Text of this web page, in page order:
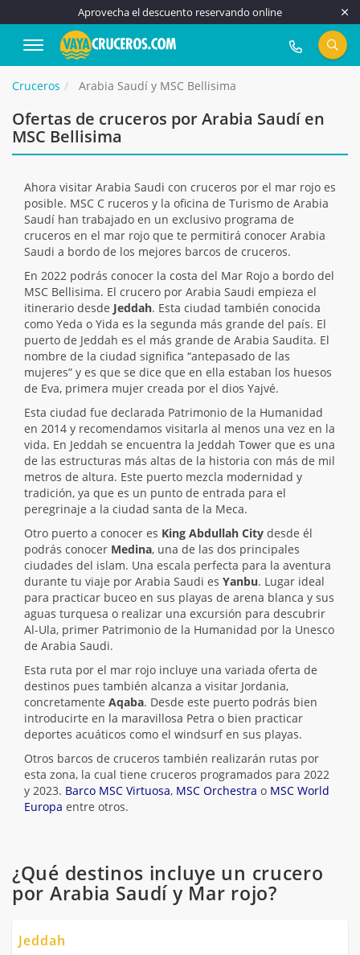
Aprovecha el descuento reservando online
917 815 555
Cruceros Arabia Saudí y MSC Bellisima
Ofertas de cruceros por Arabia Saudí en
MSC Bellisima
Ahora visitar Arabia Saudi con cruceros por el mar rojo es
posible. MSC C ruceros y la oficina de Turismo de Arabia
Saudí han trabajado en un exclusivo programa de
cruceros en el mar rojo que te permitirá conocer Arabia
Saudi a bordo de los mejores barcos de cruceros.
En 2022 podrás conocer la costa del Mar Rojo a bordo del
MSC Bellisima. El crucero por Arabia Saudi empieza el
itinerario desde Jeddah. Esta ciudad también conocida
como Yeda o Yida es la segunda más grande del país. El
puerto de Jeddah es el más grande de Arabia Saudita. El
nombre de la ciudad significa “antepasado de las
mujeres” y es que se dice que en ella estaban los huesos
de Eva, primera mujer creada por el dios Yajvé.
Esta ciudad fue declarada Patrimonio de la Humanidad
en 2014 y recomendamos visitarla al menos una vez en la
vida. En Jeddah se encuentra la Jeddah Tower que es una
de las estructuras más altas de la historia con más de mil
metros de altura. Este puerto mezcla modernidad y
tradición, ya que es un punto de entrada para el
peregrinaje a la ciudad santa de la Meca.
Otro puerto a conocer es King Abdullah City desde él
podrás conocer Medina, una de las dos principales
ciudades del islam. Una escala perfecta para la aventura
durante tu viaje por Arabia Saudi es Yanbu. Lugar ideal
para practicar buceo en sus playas de arena blanca y sus
aguas turquesa o realizar una excursión para descubrir
Al-Ula, primer Patrimonio de la Humanidad por la Unesco
de Arabia Saudi.
Esta ruta por el mar rojo incluye una variada oferta de
destinos pues también alcanza a visitar Jordania,
concretamente Aqaba. Desde este puerto podrás bien
introducirte en la maravillosa Petra o bien practicar
deportes acuáticos como el windsurf en sus playas.
Otros barcos de cruceros también realizarán rutas por
esta zona, la cual tiene cruceros programados para 2022
y 2023. Barco MSC Virtuosa, MSC Orchestra o MSC World
Europa entre otros.
¿Qué destinos incluye un crucero
por Arabia Saudí y Mar rojo?
Jeddah